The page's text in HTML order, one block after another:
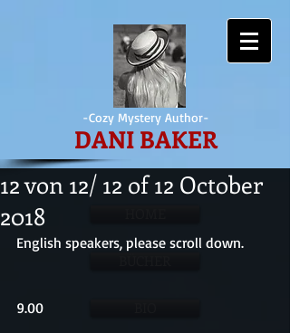
-Cozy Mystery Author-
DANI BAKER
12 von 12/ 12 of 12 October
2018
English speakers, please scroll down.
9.00